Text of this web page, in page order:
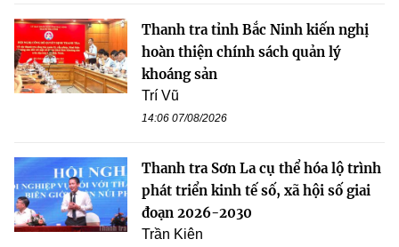
Thanh tra tỉnh Bắc Ninh kiến nghị
hoàn thiện chính sách quản lý
khoáng sản
Trí Vũ
14:06 07/08/2026
Thanh tra Sơn La cụ thể hóa lộ trình
phát triển kinh tế số, xã hội số giai
đoạn 2026-2030
Trần Kiên